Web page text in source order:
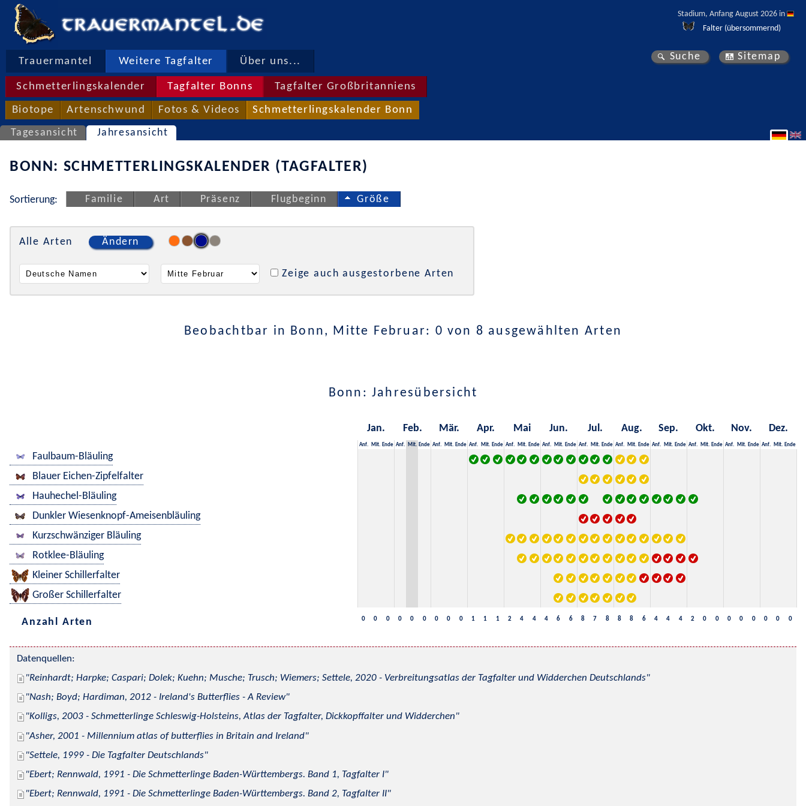
Stadium, Anfang August 2026 in
Falter (übersommernd)
Trauermantel Weitere Tagfalter Über uns...
Schmetterlingskalender Tagfalter Bonns Tagfalter Großbritanniens
Biotope Artenschwund Fotos & Videos Schmetterlingskalender Bonn
Suche Sitemap
Tagesansicht Jahresansicht
BONN: SCHMETTERLINGSKALENDER (TAGFALTER)
Sortierung: Familie Art Präsenz Flugbeginn Größe
Alle Arten Ändern
Zeige auch ausgestorbene Arten
Beobachtbar in Bonn, Mitte Februar: 0 von 8 ausgewählten Arten
Bonn: Jahresübersicht
Jan. Feb. Mär. Apr. Mai Jun. Jul. Aug. Sep. Okt. Nov. Dez.
Anf. Mit. Ende Anf. Mit. Ende Anf. Mit. Ende Anf. Mit. Ende Anf. Mit. Ende Anf. Mit. Ende Anf. Mit. Ende Anf. Mit. Ende Anf. Mit. Ende Anf. Mit. Ende Anf. Mit. Ende Anf. Mit. Ende
Faulbaum-Bläuling
Blauer Eichen-Zipfelfalter
Hauhechel-Bläuling
Dunkler Wiesenknopf-Ameisenbläuling
Kurzschwänziger Bläuling
Rotklee-Bläuling
Kleiner Schillerfalter
Großer Schillerfalter
Anzahl Arten 0 0 0 0 0 0 0 0 0 1 1 1 2 4 4 4 6 6 8 7 8 8 8 6 4 4 4 2 0 0 0 0 0 0 0 0
Datenquellen:
Reinhardt; Harpke; Caspari; Dolek; Kuehn; Musche; Trusch; Wiemers; Settele, 2020 - Verbreitungsatlas der Tagfalter und Widderchen Deutschlands
Nash; Boyd; Hardiman, 2012 - Ireland's Butterflies - A Review
Kolligs, 2003 - Schmetterlinge Schleswig-Holsteins, Atlas der Tagfalter, Dickkopffalter und Widderchen
Asher, 2001 - Millennium atlas of butterflies in Britain and Ireland
Settele, 1999 - Die Tagfalter Deutschlands
Ebert; Rennwald, 1991 - Die Schmetterlinge Baden-Württembergs. Band 1, Tagfalter I
Ebert; Rennwald, 1991 - Die Schmetterlinge Baden-Württembergs. Band 2, Tagfalter II